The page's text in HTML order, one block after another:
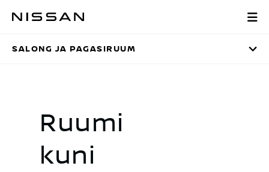
põhisisu
Salong ja
SALONG JA PAGASIRUUM
Ruumi
kuni